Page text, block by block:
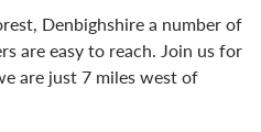
Denbighshire a number of
are easy to reach. Join us for
are just 7 miles west of